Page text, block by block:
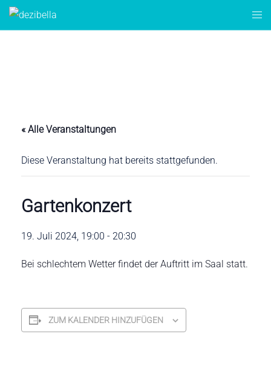
Zum
« Alle Veranstaltungen
Diese Veranstaltung hat bereits stattgefunden.
Gartenkonzert
19. Juli 2024, 19:00 - 20:30
Bei schlechtem Wetter findet der Auftritt im Saal statt.
ZUM KALENDER HINZUFÜGEN